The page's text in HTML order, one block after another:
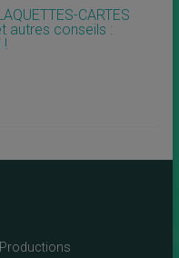
CARTES
autres conseils :
!